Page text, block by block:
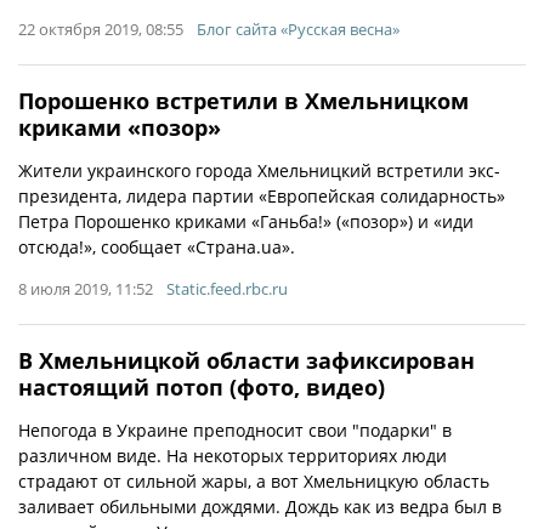
22 октября 2019, 08:55 Блог сайта «Русская весна»
Порошенко встретили в Хмельницком
криками «позор»
Жители украинского города Хмельницкий встретили экс-
президента, лидера партии «Европейская солидарность»
Петра Порошенко криками «Ганьба!» («позор») и «иди
отсюда!», сообщает «Страна.ua».
8 июля 2019, 11:52 Static.feed.rbc.ru
В Хмельницкой области зафиксирован
настоящий потоп (фото, видео)
Непогода в Украине преподносит свои "подарки" в
различном виде. На некоторых территориях люди
страдают от сильной жары, а вот Хмельницкую область
заливает обильными дождями. Дождь как из ведра был в